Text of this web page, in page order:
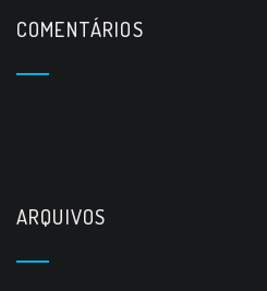
COMENTÁRIOS
ARQUIVOS